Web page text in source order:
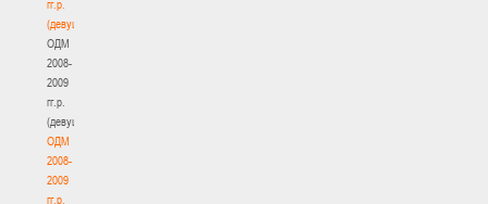
гг.р.
(девушки)
ОДМ
2008-
2009
гг.р.
(девушки)
ОДМ
2008-
2009
гг.р.